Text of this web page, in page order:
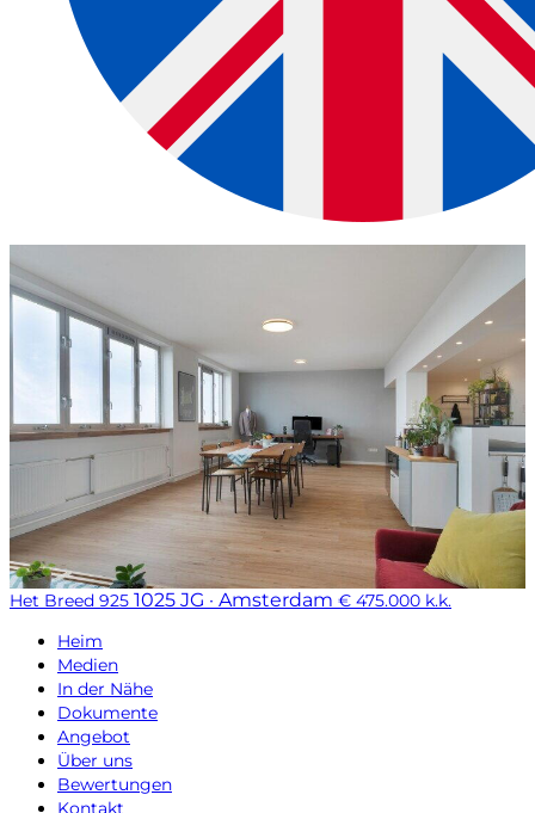
Het Breed 925 1025 JG · Amsterdam € 475.000 k.k.
Heim
Medien
In der Nähe
Dokumente
Angebot
Über uns
Bewertungen
Kontakt